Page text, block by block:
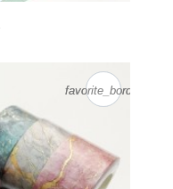
favorite_border
favorite_border